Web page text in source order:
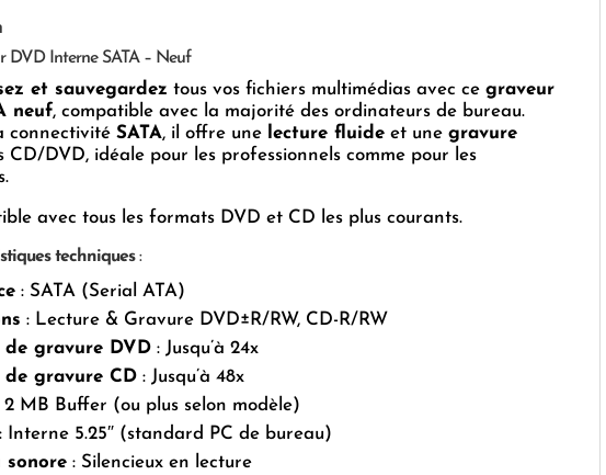
Interne SATA – Neuf
et sauvegardez tous vos fichiers multimédias avec ce graveur
neuf, compatible avec la majorité des ordinateurs de bureau.
connectivité SATA, il offre une lecture fluideet une gravure
CD/DVD, idéale pour les professionnels comme pour les
avec tous les formats DVD et CD les plus courants.
techniques:
: SATA (Serial ATA)
: Lecture & Gravure DVD±R/RW, CD-R/RW
de gravure DVD: Jusqu’à 24x
de gravure CD: Jusqu’à 48x
MB Buffer (ou plus selon modèle)
Interne 5.25″ (standard PC de bureau)
sonore: Silencieux en lecture